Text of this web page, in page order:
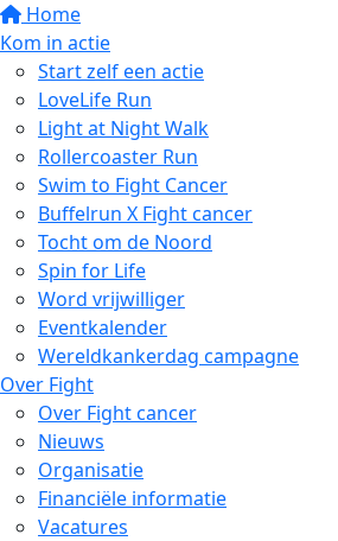
Home
Kom in actie
Start zelf een actie
LoveLife Run
Light at Night Walk
Rollercoaster Run
Swim to Fight Cancer
Buffelrun X Fight cancer
Tocht om de Noord
Spin for Life
Word vrijwilliger
Eventkalender
Wereldkankerdag campagne
Over Fight
Over Fight cancer
Nieuws
Organisatie
Financiële informatie
Vacatures